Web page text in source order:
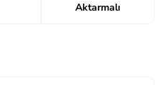
Aktarmalı